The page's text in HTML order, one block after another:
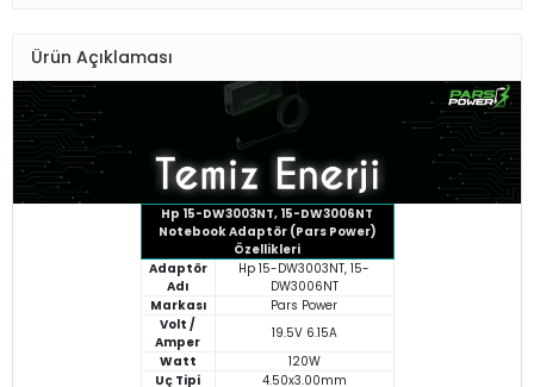
Ürün Açıklaması
Hp 15-DW3003NT, 15-DW3006NT
Notebook Adaptör (Pars Power)
Özellikleri
Adaptör
Adı
Hp 15-DW3003NT, 15-
DW3006NT
Markası
Pars Power
Volt /
Amper
19.5V 6.15A
Watt
120W
Uç Tipi
4.50x3.00mm